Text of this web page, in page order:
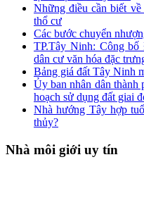
Những điều cần biết
thổ cư
Các bước chuyển
TP.Tây Ninh: Công
dân cư văn hóa đặc
Bảng giá đất Tây Ninh
Ủy ban nhân dân
hoạch sử dụng đất giai
Nhà hướng Tây hợp
thủy?
Nhà môi giới uy tín